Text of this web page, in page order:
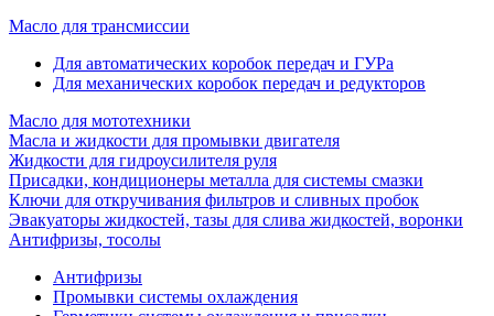
Масло для трансмиссии
Для автоматических коробок передач и ГУРа
Для механических коробок передач и редукторов
Масло для мототехники
Масла и жидкости для промывки двигателя
Жидкости для гидроусилителя руля
Присадки, кондиционеры металла для системы смазки
Ключи для откручивания фильтров и сливных пробок
Эвакуаторы жидкостей, тазы для слива жидкостей, воронки
Антифризы, тосолы
Антифризы
Промывки системы охлаждения